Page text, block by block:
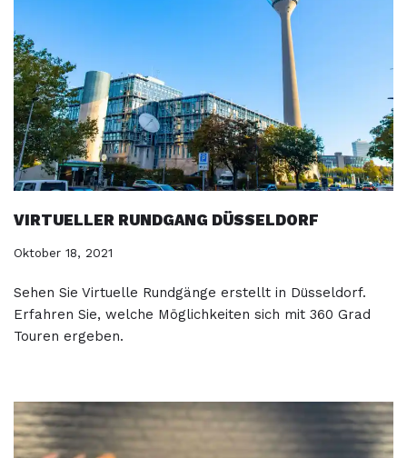
VIRTUELLER RUNDGANG DÜSSELDORF
Oktober 18, 2021
Sehen Sie Virtuelle Rundgänge erstellt in Düsseldorf.
Erfahren Sie, welche Möglichkeiten sich mit 360 Grad
Touren ergeben.